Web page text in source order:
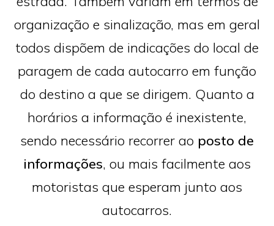
organização e sinalização, mas em geral
todos dispõem de indicações do local de
paragem de cada autocarro em função
do destino a que se dirigem. Quanto a
horários a informação é inexistente,
sendo necessário recorrer ao posto de
informações, ou mais facilmente aos
motoristas que esperam junto aos
autocarros.